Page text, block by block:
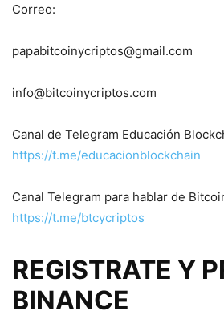
Correo:
papabitcoinycriptos@gmail.com
info@bitcoinycriptos.com
Canal de Telegram Educación
https://t.me/educacionblockchain
Canal Telegram para hablar de
https://t.me/btcycriptos
REGISTRATE Y
BINANCE